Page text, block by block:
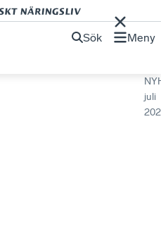
Sök Meny
juli